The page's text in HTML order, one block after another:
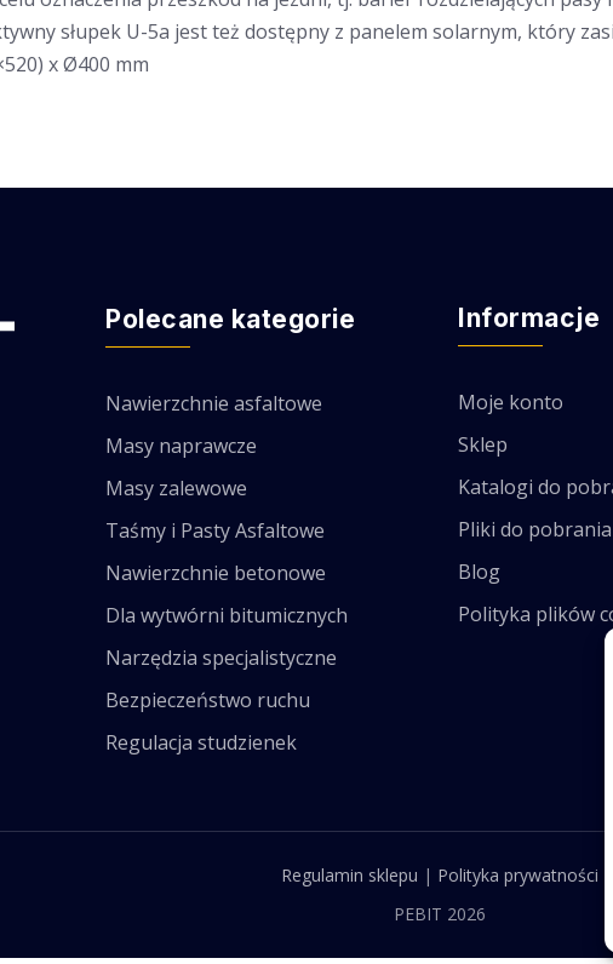
słupek U-5a jest też dostępny z panelem solarnym, który
x Ø400 mm
Polecane kategorie
Nawierzchnie asfaltowe
Masy naprawcze
Masy zalewowe
Taśmy i Pasty Asfaltowe
Nawierzchnie betonowe
Dla wytwórni bitumicznych
Narzędzia specjalistyczne
Bezpieczeństwo ruchu
Regulacja studzienek
Informacje
Moje konto
Sklep
Katalogi do
Pliki do pobrania
Blog
Polityka plików
Regulamin sklepu | Polityka prywatności
PEBIT 2026